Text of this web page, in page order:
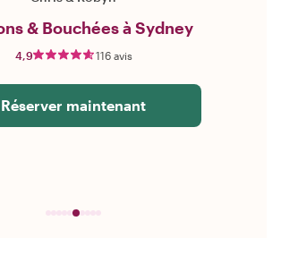
& Bouchées à Sydney
4,9 116 avis
Réserver maintenant